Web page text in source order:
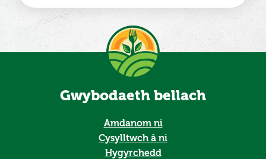
Gwybodaeth bellach
Amdanom ni
Cysylltwch â ni
Hygyrchedd